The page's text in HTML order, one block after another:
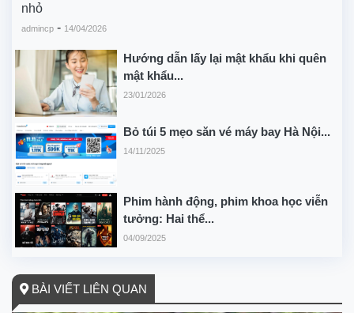
nhỏ
admincp - 14/04/2026
Hướng dẫn lấy lại mật khẩu khi quên
mật khẩu...
23/01/2026
Bỏ túi 5 mẹo săn vé máy bay Hà Nội...
14/11/2025
Phim hành động, phim khoa học viễn
tưởng: Hai thể...
04/09/2025
BÀI VIẾT LIÊN QUAN